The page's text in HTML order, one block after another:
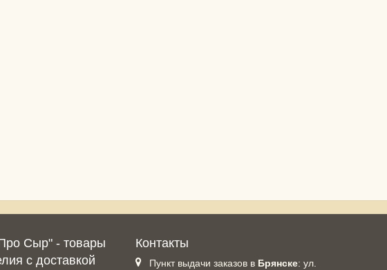
Сыр" - товары
с доставкой
Контакты
Пункт выдачи заказов в Брянске: ул.